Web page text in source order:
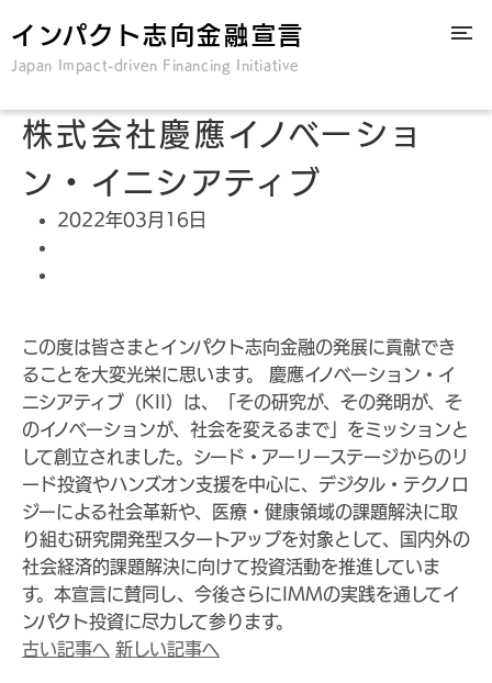
インパクト志向金融宣言
Japan Impact-driven Financing Initiative
株式会社慶應イノベーショ
ン・イニシアティブ
2022年03月16日
この度は皆さまとインパクト志向金融の発展に貢献でき
ることを大変光栄に思います。 慶應イノベーション・イ
ニシアティブ（KII）は、「その研究が、その発明が、そ
のイノベーションが、社会を変えるまで」をミッションと
して創立されました。シード・アーリーステージからのリ
ード投資やハンズオン支援を中心に、デジタル・テクノロ
ジーによる社会革新や、医療・健康領域の課題解決に取
り組む研究開発型スタートアップを対象として、国内外の
社会経済的課題解決に向けて投資活動を推進していま
す。本宣言に賛同し、今後さらにIMMの実践を通してイ
ンパクト投資に尽力して参ります。
古い記事へ 新しい記事へ